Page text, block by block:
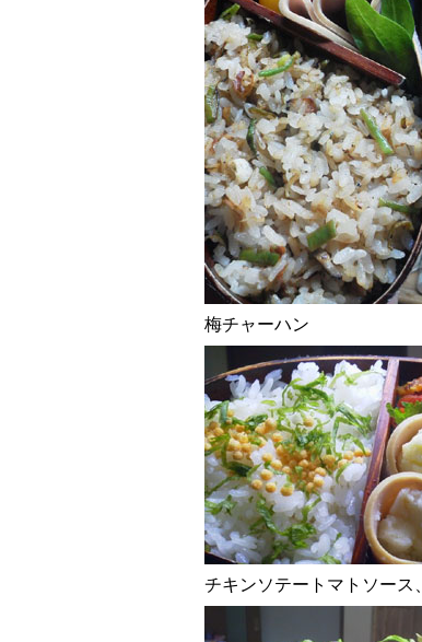
梅チャーハン
チキンソテートマトソース